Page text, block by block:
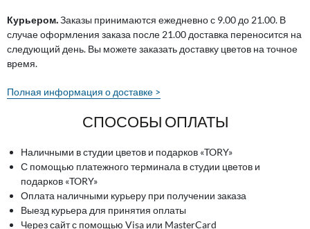
Курьером.Заказы принимаются ежедневно с 9.00 до 21.00. В
случае оформления заказа после 21.00 доставка переносится на
следующий день. Вы можете заказать доставку цветов на точное
время.
Полная информация о доставке >
СПОСОБЫ ОПЛАТЫ
Наличными в студии цветов и подарков «TORY»
С помощью платежного терминала в студии цветов и
подарков «TORY»
Оплата наличными курьеру при получении заказа
Выезд курьера для принятия оплаты
Через сайт с помощью Visa или MasterCard